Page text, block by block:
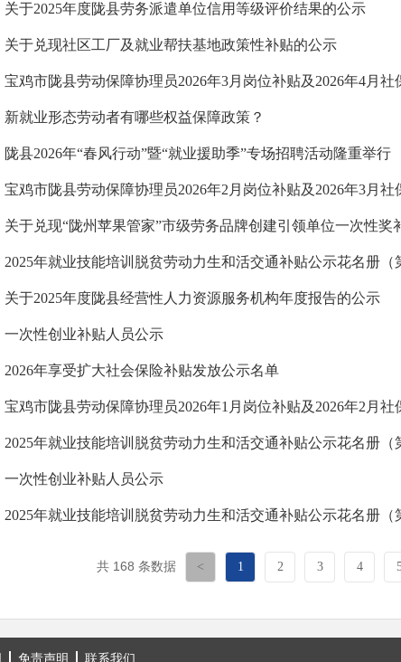
关于2025年度陇县劳务派遣单位信用等级评价结果的公示
关于兑现社区工厂及就业帮扶基地政策性补贴的公示
宝鸡市陇县劳动保障协理员2026年3月岗位补贴及2026年4月社
新就业形态劳动者有哪些权益保障政策？
陇县2026年“春风行动”暨“就业援助季”专场招聘活动隆重举行
宝鸡市陇县劳动保障协理员2026年2月岗位补贴及2026年3月社
关于兑现“陇州苹果管家”市级劳务品牌创建引领单位一次性奖
2025年就业技能培训脱贫劳动力生和活交通补贴公示花名册（
关于2025年度陇县经营性人力资源服务机构年度报告的公示
一次性创业补贴人员公示
2026年享受扩大社会保险补贴发放公示名单
宝鸡市陇县劳动保障协理员2026年1月岗位补贴及2026年2月社
2025年就业技能培训脱贫劳动力生和活交通补贴公示花名册（
一次性创业补贴人员公示
2025年就业技能培训脱贫劳动力生和活交通补贴公示花名册（
共 168 条数据 < 1 2 3 4
免责声明 联系我们